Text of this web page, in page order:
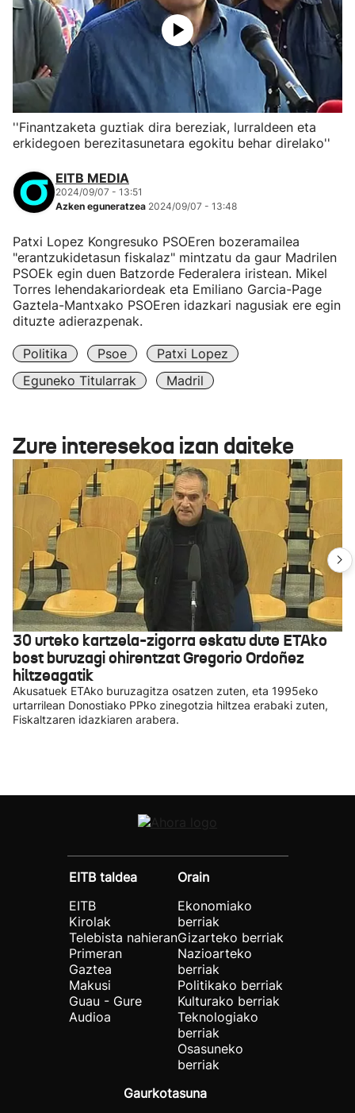
''Finantzaketa guztiak dira bereziak, lurraldeen eta
erkidegoen berezitasunetara egokitu behar direlako''
EITB MEDIA
2024/09/07 - 13:51
Azken eguneratzea 2024/09/07 - 13:48
Patxi Lopez Kongresuko PSOEren bozeramailea
"erantzukidetasun fiskalaz" mintzatu da gaur Madrilen
PSOEk egin duen Batzorde Federalera iristean. Mikel
Torres lehendakariordeak eta Emiliano Garcia-Page
Gaztela-Mantxako PSOEren idazkari nagusiak ere egin
dituzte adierazpenak.
Politika Psoe
Patxi Lopez
Eguneko Titularrak
Madril
Zure interesekoa izan daiteke
30 urteko kartzela-zigorra eskatu dute ETAko
bost buruzagi ohirentzat Gregorio Ordoñez
hiltzeagatik
Akusatuek ETAko buruzagitza osatzen zuten, eta 1995eko
urtarrilean Donostiako PPko zinegotzia hiltzea erabaki zuten,
Fiskaltzaren idazkiaren arabera.
EITB taldea
EITB
Kirolak
Telebista nahieran
Primeran
Gaztea
Makusi
Guau - Gure
Audioa
Orain
Ekonomiako
berriak
Gizarteko berriak
Nazioarteko
berriak
Politikako berriak
Kulturako berriak
Teknologiako
berriak
Osasuneko
berriak
Gaurkotasuna